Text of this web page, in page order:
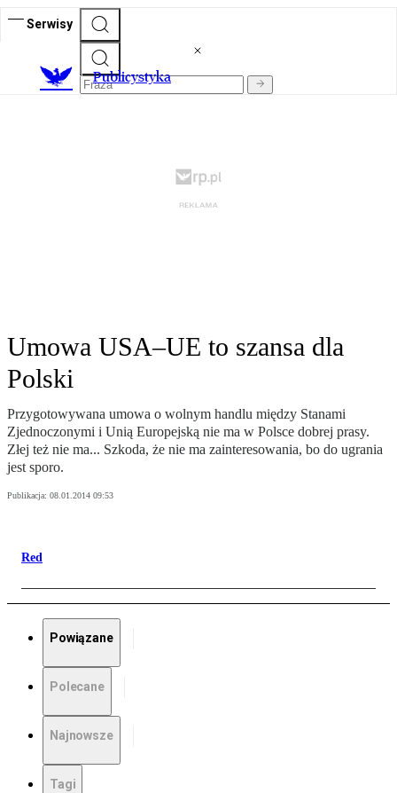
Serwisy
Publicystyka
Umowa USA–UE to szansa dla
Polski
Przygotowywana umowa o wolnym handlu między Stanami
Zjednoczonymi i Unią Europejską nie ma w Polsce dobrej prasy.
Złej też nie ma... Szkoda, że nie ma zainteresowania, bo do ugrania
jest sporo.
Publikacja: 08.01.2014 09:53
Red
Powiązane
Polecane
Najnowsze
Tagi